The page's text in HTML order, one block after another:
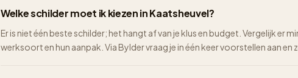
Welke schilder moet ik kiezen in Kaatsheuvel?
Er is niet één beste schilder; het hangt af van je klus en budget. Vergelijk er
werksoort en hun aanpak. Via Bylder vraag je in één keer voorstellen aan en